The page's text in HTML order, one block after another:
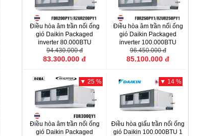
Điều hòa âm trần nối ống
gió Daikin Packaged
inverter 80.000BTU
FDR200QY1/RZUR200QY1
94.430.000 đ
83.300.000 đ
Điều hòa âm trần nối ống
gió Daikin Packaged
inverter 100.000BTU
FDR250QY1/RZUR250QY1
96.450.000 đ
85.100.000 đ
▼ 25 %
Điều hòa âm trần nối ống
gió Daikin Packaged
▼ 14 %
Điều hòa giấu trần nối ống
gió Daikin 100.000BTU 1